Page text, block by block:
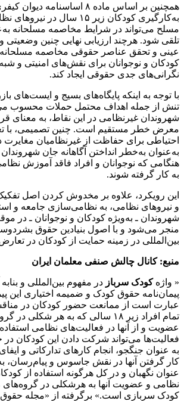
همچنین بر اساس ماده ۸ اساسنامه
به‌کارگیری کودکان زیر ۱۵ سال
مسلح می‌تواند در شرایط مخاصمه مسلحانه
تلقی شود. هرچند ارزیابی نهایی چنین وضعیتی
عینی و تحقق عناصر حقوقی مخاصمه مسلحانه
کودکان و نوجوانان برای نقش‌های امنیتی و
نگرانی‌های جدی حقوقی ایجاد کند.
با توجه به اینکه پایگاه‌های بسیج و ایست‌های
تنش از جمله اهداف محتمل حملات محسوب
شهروندان غیرنظامی در این نقاط، به معنای
معرض خطر مستقیم است. چنین تصمیمی، با تعهد
احتیاطی برای حفاظت از غیرنظامیان مغایرت
به‌عنوان به‌خطر انداختن آگاهانه جان
هنگامی که نوجوانان و افراد فاقد آموزش
به کار گرفته شوند.
این رویکرد، علاوه بر مخدوش کردن اصل
و نیروهای نظامی، به نظامی‌سازی جامعه و
شهروندان ـ به‌ویژه کودکان و نوجوانان ـ در
منجر می‌شود و با اصول بنیادین حقوق
بین‌المللی در زمینه حمایت از کودکان در
منبع: کانال چالش صنفی معلمان ایران
« واژهکودک سرباز در مفهوم بین‌المللی و
پیمان‌نامه حقوق کودک و ضمیمه اختیاری این
عبارت است از ممانعت حضور کودکان در
تمام افراد زیر ١٨ سالی که به هر شکلی
عضویت و از آنها در فعالیت‌های نظامی
فعالیت‌ها می‌تواند شرکت دادن این کودکان
به عنوان جنگجو، انجام کارهای تدارکاتی و
کار گرفتن آنها در نقش جاسوس و پیام‌رسان، به
عنوان نگهبان و در کل هرگونه استفاده از
نظامی و عضویت آنها به هرشکلی در
کودک سربازی است.» برگرفته از «مجله حقوق